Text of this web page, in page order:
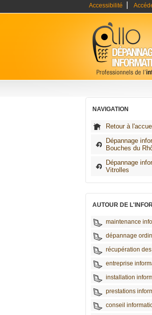
Accessibilité
NAVIGATION
Retour à
Dépannage
Bouches du
Dépannage
Vitrolles
AUTOUR DE
maintenance
dépannage
récupération
entreprise
installation
prestations
conseil